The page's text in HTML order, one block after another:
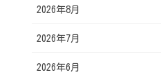
2026年8月
2026年7月
2026年6月